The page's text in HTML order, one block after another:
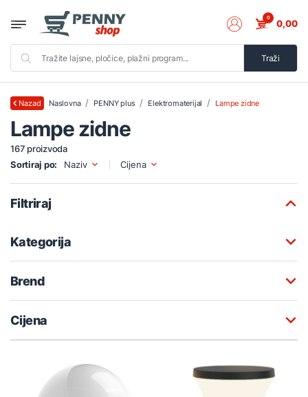
Traži
0 0,00
Nazad Naslovna PENNY plus Elektromaterijal Lampe zidne
Lampe zidne
167 proizvoda
Sortiraj po:
Naziv Cijena
Filtriraj
Kategorija
Brend
Cijena